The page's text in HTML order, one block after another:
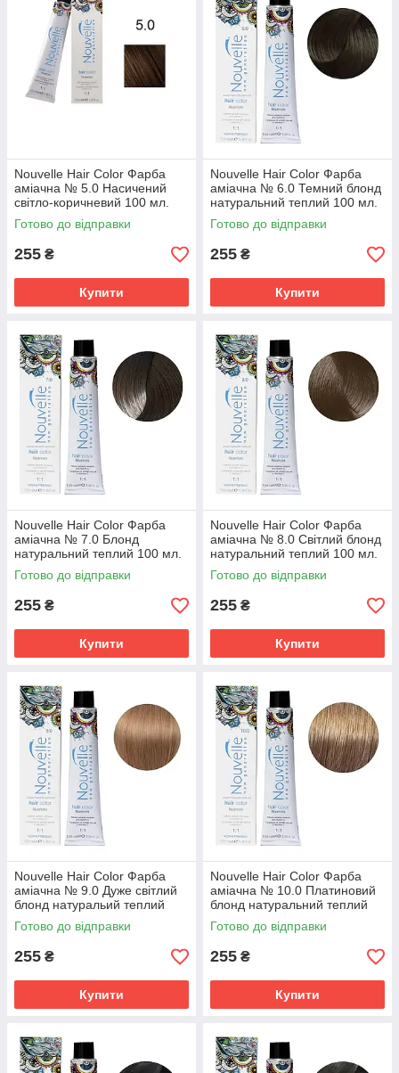
Nouvelle Hair Color Фарба
аміачна № 5.0 Насичений
світло-коричневий 100 мл.
Готово до відправки
255 ₴
Купити
Nouvelle Hair Color Фарба
аміачна № 6.0 Темний блонд
натуральний теплий 100 мл.
Готово до відправки
255 ₴
Купити
Nouvelle Hair Color Фарба
аміачна № 7.0 Блонд
натуральний теплий 100 мл.
Готово до відправки
255 ₴
Купити
Nouvelle Hair Color Фарба
аміачна № 8.0 Світлий блонд
натуральний теплий 100 мл.
Готово до відправки
255 ₴
Купити
Nouvelle Hair Color Фарба
аміачна № 9.0 Дуже світлий
блонд натуральий теплий
100 мл.
Готово до відправки
255 ₴
Купити
Nouvelle Hair Color Фарба
аміачна № 10.0 Платиновий
блонд натуральний теплий
100 мл.
Готово до відправки
255 ₴
Купити